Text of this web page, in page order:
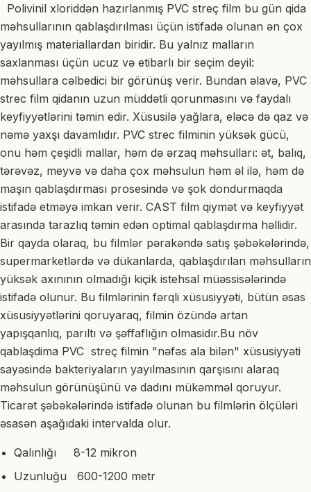
Polivinil xloriddən hazırlanmış PVC streç film bu gün qida
məhsullarının qablaşdırılması üçün istifadə olunan ən çox
yayılmış materiallardan biridir. Bu yalnız malların
saxlanması üçün ucuz və etibarlı bir seçim deyil:
məhsullara cəlbedici bir görünüş verir. Bundan əlavə, PVC
strec film qidanın uzun müddətli qorunmasını və faydalı
keyfiyyətlərini təmin edir. Xüsusilə yağlara, eləcə də qaz və
nəmə yaxşı davamlıdır. PVC strec filminin yüksək gücü,
onu həm çeşidli mallar, həm də ərzaq məhsulları: ət, balıq,
tərəvəz, meyvə və daha çox məhsulun həm əl ilə, həm də
maşın qablaşdırması prosesində və şok dondurmaqda
istifadə etməyə imkan verir. CAST film qiymət və keyfiyyət
arasında tarazlıq təmin edən optimal qablaşdırma həllidir.
Bir qayda olaraq, bu filmlər pərakəndə satış şəbəkələrində,
supermarketlərdə və dükanlarda, qablaşdırılan məhsulların
yüksək axınının olmadığı kiçik istehsal müəssisələrində
istifadə olunur. Bu filmlərinin fərqli xüsusiyyəti, bütün əsas
xüsusiyyətlərini qoruyaraq, filmin özündə artan
yapışqanlıq, parıltı və şəffaflığın olmasidır.Bu növ
qablaşdima PVC streç filmin "nəfəs ala bilən" xüsusiyyəti
sayəsində bakteriyaların yayılmasının qarşısını alaraq
məhsulun görünüşünü və dadını mükəmməl qoruyur.
Ticarət şəbəkələrində istifadə olunan bu filmlərin ölçüləri
əsasən aşağıdaki intervalda olur.
Qalınlığı 8-12 mikron
Uzunluğu 600-1200 metr